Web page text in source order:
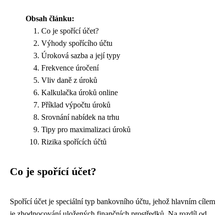
Obsah článku:
Co je spořící účet?
Výhody spořícího účtu
Úroková sazba a její typy
Frekvence úročení
Vliv daně z úroků
Kalkulačka úroků online
Příklad výpočtu úroků
Srovnání nabídek na trhu
Tipy pro maximalizaci úroků
Rizika spořících účtů
Co je spořící účet?
Spořící účet je speciální typ bankovního účtu, jehož hlavním cílem